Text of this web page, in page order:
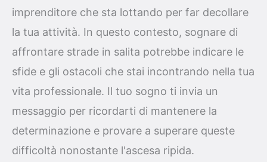
imprenditore che sta lottando per far decollare
la tua attività. In questo contesto, sognare di
affrontare strade in salita potrebbe indicare le
sfide e gli ostacoli che stai incontrando nella tua
vita professionale. Il tuo sogno ti invia un
messaggio per ricordarti di mantenere la
determinazione e provare a superare queste
difficoltà nonostante l'ascesa ripida.